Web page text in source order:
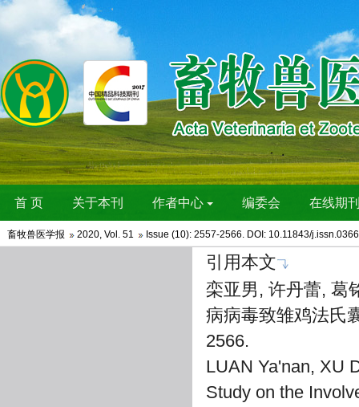
畜牧兽医学报 2020, Vol. 51 Issue (10): 2557-2566. DOI: 10.11843/
引用本文
栾亚男, 许丹蕾, 葛
病病毒致雏鸡法氏
2566.
LUAN Ya'nan, XU
Study on the